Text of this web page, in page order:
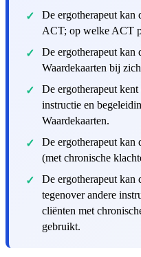
De ergotherapeut kan
ACT; op welke ACT
De ergotherapeut kan
Waardekaarten bij
De ergotherapeut
instructie en
Waardekaarten.
De ergotherapeut kan
(met chronische
De ergotherapeut kan
tegenover andere
cliënten met
gebruikt.